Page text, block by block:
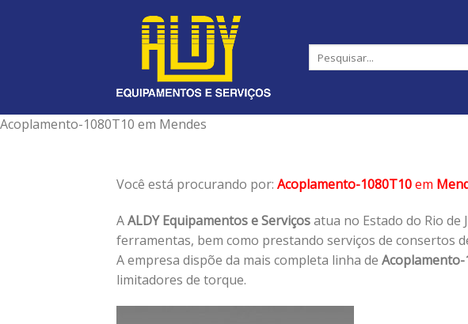
Acoplamento-1080T10 em Mendes
Você está procurando por: Acoplamento-1080T10em
AALDY Equipamentos e Serviçosatua no Estado do Rio de
ferramentas, bem como prestando serviços de consertos
A empresa dispõe da mais completa linha de Acoplamento-
limitadores de torque.